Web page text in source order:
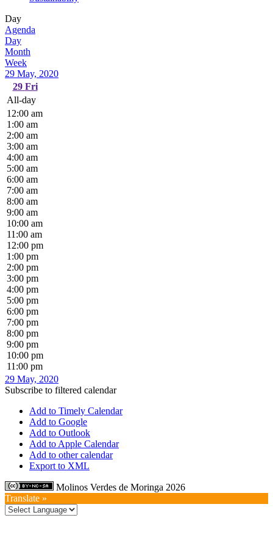
Day
Agenda
Day
Month
Week
29 May, 2020
29 Fri
All-day
12:00 am
1:00 am
2:00 am
3:00 am
4:00 am
5:00 am
6:00 am
7:00 am
8:00 am
9:00 am
10:00 am
11:00 am
12:00 pm
1:00 pm
2:00 pm
3:00 pm
4:00 pm
5:00 pm
6:00 pm
7:00 pm
8:00 pm
9:00 pm
10:00 pm
11:00 pm
29 May, 2020
Subscribe to filtered calendar
Add to Timely Calendar
Add to Google
Add to Outlook
Add to Apple Calendar
Add to other calendar
Export to XML
Molinos Verdes de Moringa 2026
Translate »